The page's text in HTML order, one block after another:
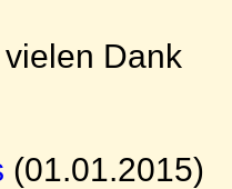
Dank
(01.01.2015)